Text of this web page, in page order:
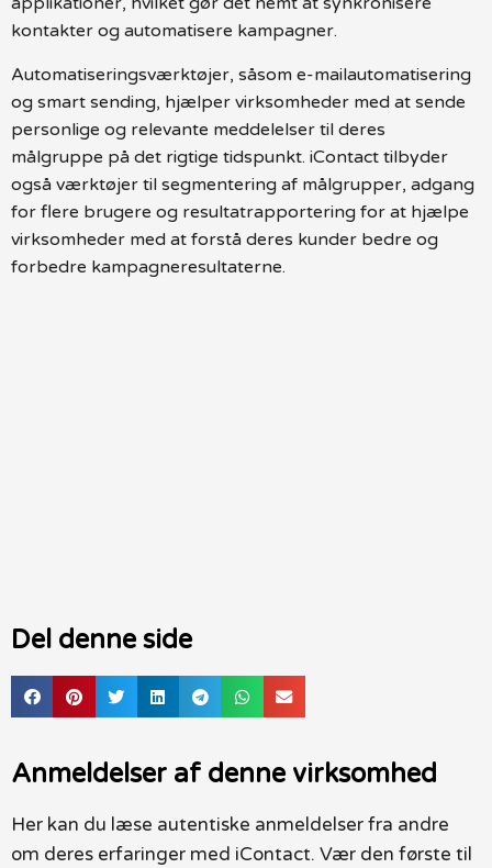
kontakter og automatisere kampagner.
Automatiseringsværktøjer, såsom e-mailautomatisering
og smart sending, hjælper virksomheder med at sende
personlige og relevante meddelelser til deres
målgruppe på det rigtige tidspunkt. iContact tilbyder
også værktøjer til segmentering af målgrupper, adgang
for flere brugere og resultatrapportering for at hjælpe
virksomheder med at forstå deres kunder bedre og
forbedre kampagneresultaterne.
Del denne side
Anmeldelser af denne virksomhed
Her kan du læse autentiske anmeldelser fra andre
om deres erfaringer med iContact. Vær den første til